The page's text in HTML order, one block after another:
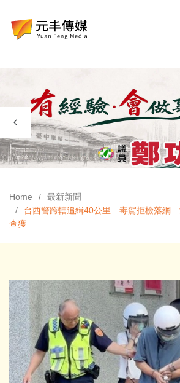
Home
最新新聞
台西警跨轄追緝40公里 毒駕拒檢落網
查獲